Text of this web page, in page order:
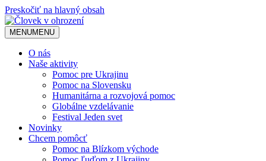
Preskočiť na hlavný obsah
MENUMENU
O nás
Naše aktivity
Pomoc pre Ukrajinu
Pomoc na Slovensku
Humanitárna a rozvojová pomoc
Globálne vzdelávanie
Festival Jeden svet
Novinky
Chcem pomôcť
Pomoc na Blízkom východe